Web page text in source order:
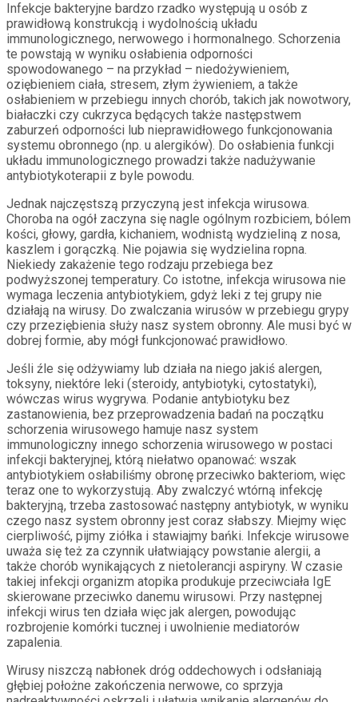
Infekcje bakteryjne bardzo rzadko występują u osób z
prawidłową konstrukcją i wydolnością układu
immunologicznego, nerwowego i hormonalnego. Schorzenia
te powstają w wyniku osłabienia odporności
spowodowanego – na przykład – niedożywieniem,
oziębieniem ciała, stresem, złym żywieniem, a także
osłabieniem w przebiegu innych chorób, takich jak nowotwory,
białaczki czy cukrzyca będących także następstwem
zaburzeń odporności lub nieprawidłowego funkcjonowania
systemu obronnego (np. u alergików). Do osłabienia funkcji
układu immunologicznego prowadzi także nadużywanie
antybiotykoterapii z byle powodu.
Jednak najczęstszą przyczyną jest infekcja wirusowa.
Choroba na ogół zaczyna się nagle ogólnym rozbiciem, bólem
kości, głowy, gardła, kichaniem, wodnistą wydzieliną z nosa,
kaszlem i gorączką. Nie pojawia się wydzielina ropna.
Niekiedy zakażenie tego rodzaju przebiega bez
podwyższonej temperatury. Co istotne, infekcja wirusowa nie
wymaga leczenia antybiotykiem, gdyż leki z tej grupy nie
działają na wirusy. Do zwalczania wirusów w przebiegu grypy
czy przeziębienia służy nasz system obronny. Ale musi być w
dobrej formie, aby mógł funkcjonować prawidłowo.
Jeśli źle się odżywiamy lub działa na niego jakiś alergen,
toksyny, niektóre leki (steroidy, antybiotyki, cytostatyki),
wówczas wirus wygrywa. Podanie antybiotyku bez
zastanowienia, bez przeprowadzenia badań na początku
schorzenia wirusowego hamuje nasz system
immunologiczny innego schorzenia wirusowego w postaci
infekcji bakteryjnej, którą niełatwo opanować: wszak
antybiotykiem osłabiliśmy obronę przeciwko bakteriom, więc
teraz one to wykorzystują. Aby zwalczyć wtórną infekcję
bakteryjną, trzeba zastosować następny antybiotyk, w wyniku
czego nasz system obronny jest coraz słabszy. Miejmy więc
cierpliwość, pijmy ziółka i stawiajmy bańki. Infekcje wirusowe
uważa się też za czynnik ułatwiający powstanie alergii, a
także chorób wynikających z nietolerancji aspiryny. W czasie
takiej infekcji organizm atopika produkuje przeciwciała IgE
skierowane przeciwko danemu wirusowi. Przy następnej
infekcji wirus ten działa więc jak alergen, powodując
rozbrojenie komórki tucznej i uwolnienie mediatorów
zapalenia.
Wirusy niszczą nabłonek dróg oddechowych i odsłaniają
głębiej położne zakończenia nerwowe, co sprzyja